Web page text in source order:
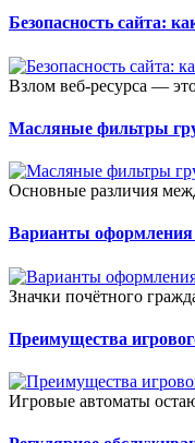
Безопасность сайта:
Взлом веб-ресурса —
Масляные фильтры
Основные различия
Варианты оформления
Значки почётного
Преимущества
Игровые автоматы